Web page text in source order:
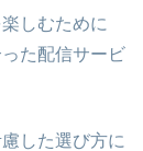
しむために
た配信サービ
した選び方に